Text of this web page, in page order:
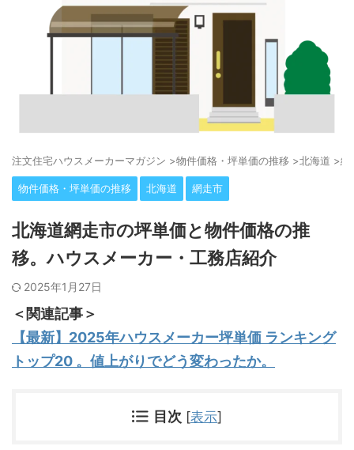
注⽂住宅ハウスメーカーマガジン >物件価格・坪単価の推移 >北海道 >網
物件価格・坪単価の推移 北海道 網走市
北海道網走市の坪単価と物件価格の推
移。ハウスメーカー・工務店紹介
2025年1月27日
＜関連記事＞
【最新】2025年ハウスメーカー坪単価 ランキング
トップ20 。値上がりでどう変わったか。
目次 [表示]